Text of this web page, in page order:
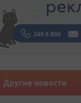
Другие новости